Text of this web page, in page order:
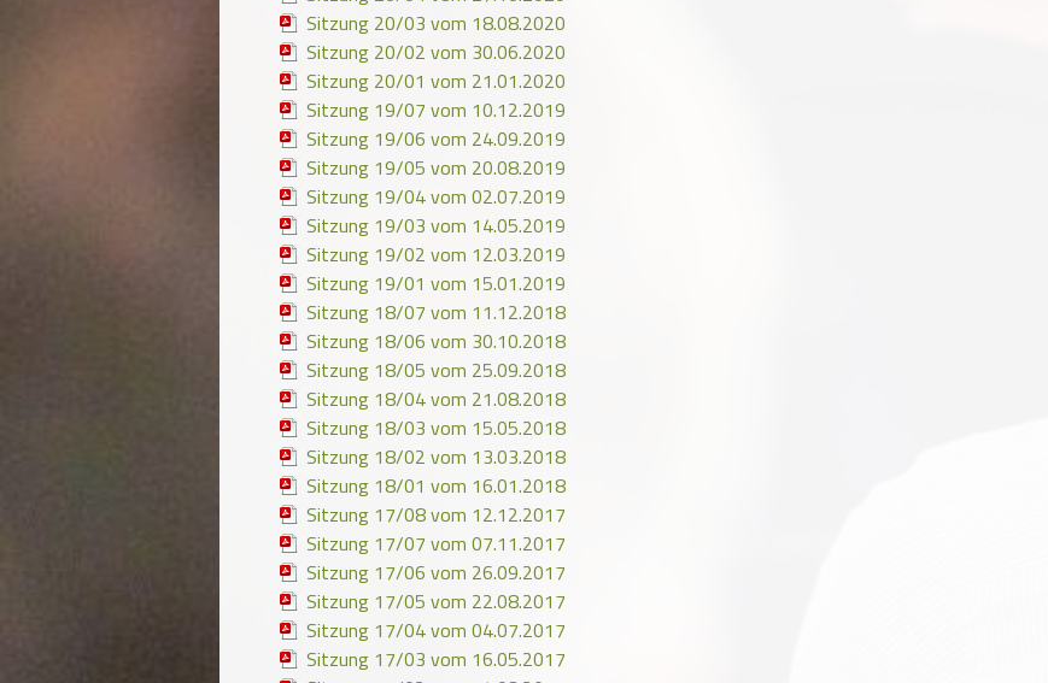
Sitzung 20/03 vom 18.08.2020
Sitzung 20/02 vom 30.06.2020
Sitzung 20/01 vom 21.01.2020
Sitzung 19/07 vom 10.12.2019
Sitzung 19/06 vom 24.09.2019
Sitzung 19/05 vom 20.08.2019
Sitzung 19/04 vom 02.07.2019
Sitzung 19/03 vom 14.05.2019
Sitzung 19/02 vom 12.03.2019
Sitzung 19/01 vom 15.01.2019
Sitzung 18/07 vom 11.12.2018
Sitzung 18/06 vom 30.10.2018
Sitzung 18/05 vom 25.09.2018
Sitzung 18/04 vom 21.08.2018
Sitzung 18/03 vom 15.05.2018
Sitzung 18/02 vom 13.03.2018
Sitzung 18/01 vom 16.01.2018
Sitzung 17/08 vom 12.12.2017
Sitzung 17/07 vom 07.11.2017
Sitzung 17/06 vom 26.09.2017
Sitzung 17/05 vom 22.08.2017
Sitzung 17/04 vom 04.07.2017
Sitzung 17/03 vom 16.05.2017